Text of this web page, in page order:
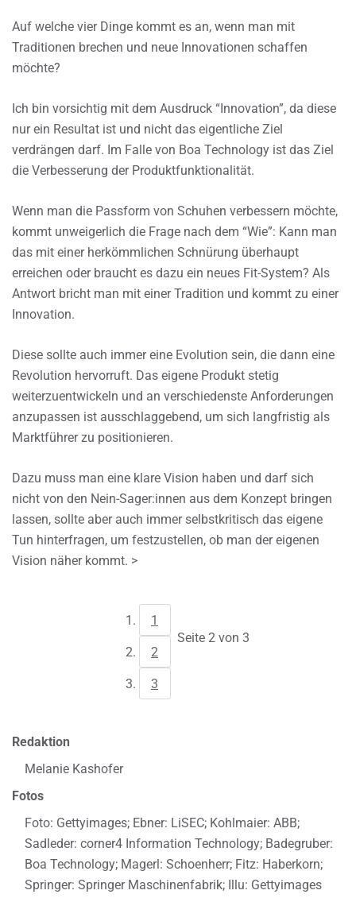
Auf welche vier Dinge kommt es an, wenn man mit
Traditionen brechen und neue Innovationen schaffen
möchte?
Ich bin vorsichtig mit dem Ausdruck “Innovation”, da diese
nur ein Resultat ist und nicht das eigentliche Ziel
verdrängen darf. Im Falle von Boa Technology ist das Ziel
die Verbesserung der Produktfunktionalität.
Wenn man die Passform von Schuhen verbessern möchte,
kommt unweigerlich die Frage nach dem “Wie”: Kann man
das mit einer herkömmlichen Schnürung überhaupt
erreichen oder braucht es dazu ein neues Fit-System? Als
Antwort bricht man mit einer Tradition und kommt zu einer
Innovation.
Diese sollte auch immer eine Evolution sein, die dann eine
Revolution hervorruft. Das eigene Produkt stetig
weiterzuentwickeln und an verschiedenste Anforderungen
anzupassen ist ausschlaggebend, um sich langfristig als
Marktführer zu positionieren.
Dazu muss man eine klare Vision haben und darf sich
nicht von den Nein-Sager:innen aus dem Konzept bringen
lassen, sollte aber auch immer selbstkritisch das eigene
Tun hinterfragen, um festzustellen, ob man der eigenen
Vision näher kommt. >
1
2
3
Seite 2 von 3
Redaktion
Melanie Kashofer
Fotos
Foto: Gettyimages; Ebner: LiSEC; Kohlmaier: ABB;
Sadleder: corner4 Information Technology; Badegruber:
Boa Technology; Magerl: Schoenherr; Fitz: Haberkorn;
Springer: Springer Maschinenfabrik; Illu: Gettyimages